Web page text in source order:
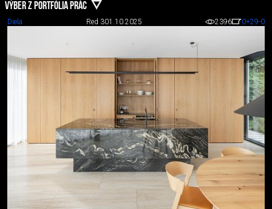
VÝBER Z PORTFÓLIA PRÁC
Diela Red 301.10.2025 2396 0+29-0